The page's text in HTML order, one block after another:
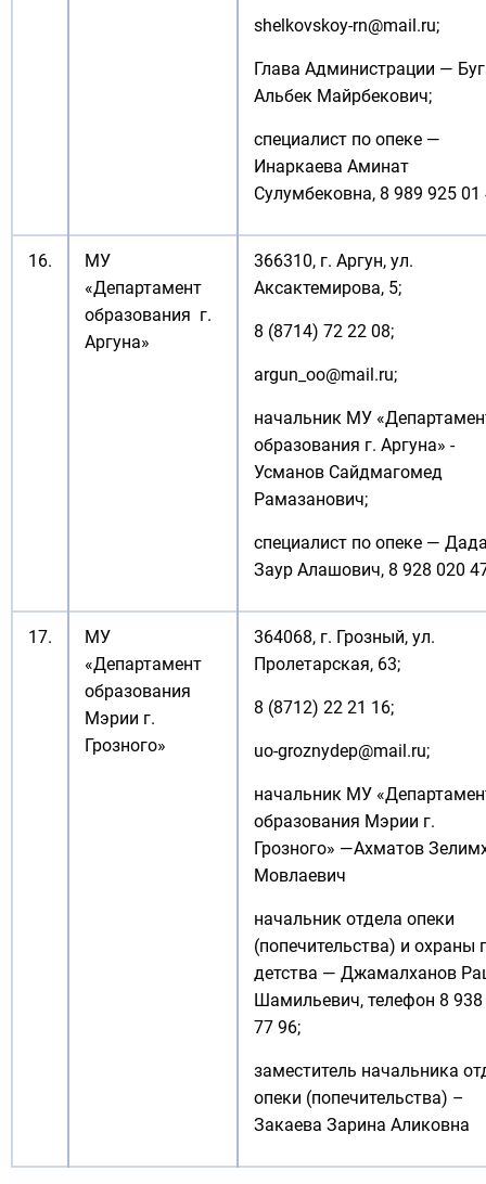
shelkovskoy-rn@mail.ru;
Глава Администрации —
Альбек Майрбекович;
специалист по опеке —
Инаркаева Аминат
Сулумбековна, 8 989 925 01
16.
МУ
«Департамент
образования г.
Аргуна»
366310, г. Аргун, ул.
Аксактемирова, 5;
8 (8714) 72 22 08;
argun_oo@mail.ru;
начальник МУ
образования г. Аргуна» -
Усманов Сайдмагомед
Рамазанович;
специалист по опеке —
Заур Алашович, 8 928 020
17.
МУ
«Департамент
образования
Мэрии г.
Грозного»
364068, г. Грозный, ул.
Пролетарская, 63;
8 (8712) 22 21 16;
uo-groznydep@mail.ru;
начальник МУ
образования Мэрии г.
Грозного» —Ахматов
Мовлаевич
начальник отдела опеки
(попечительства) и охраны
детства — Джамалханов
Шамильевич, телефон 8 938
77 96;
заместитель начальника
опеки (попечительства) –
Закаева Зарина Аликовна